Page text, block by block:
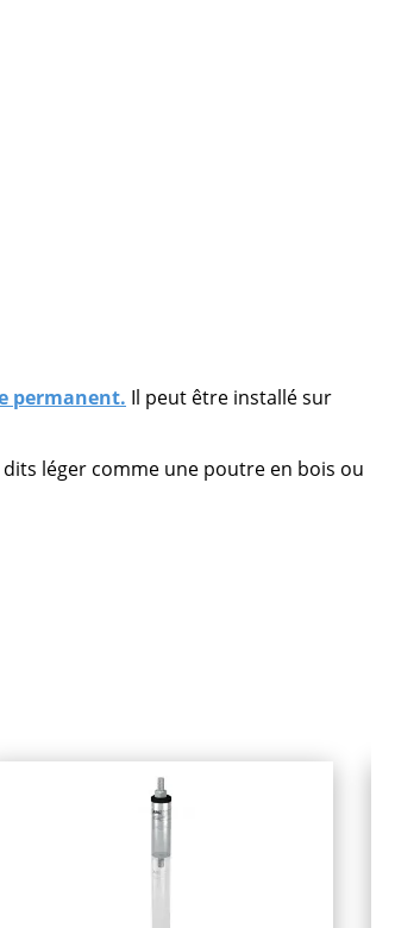
permanent. Il peut être installé sur
léger comme une poutre en bois ou